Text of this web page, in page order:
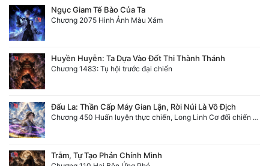
Ngục Giam Tế Bào Của Ta
Chương 2075 Hình Ảnh Màu Xám
Huyền Huyễn: Ta Dựa Vào Đốt Thi Thành Thánh
Chương 1483: Tụ hội trước đại chiến
Đấu La: Thần Cấp Máy Gian Lận, Rời Núi Là Vô Địch
Chương 450 Huấn luyện thực chiến, Long Linh Cơ đối chiến bốn người Cổ Nguyệt và Vũ Lân!
Trẫm, Tự Tạo Phản Chính Mình